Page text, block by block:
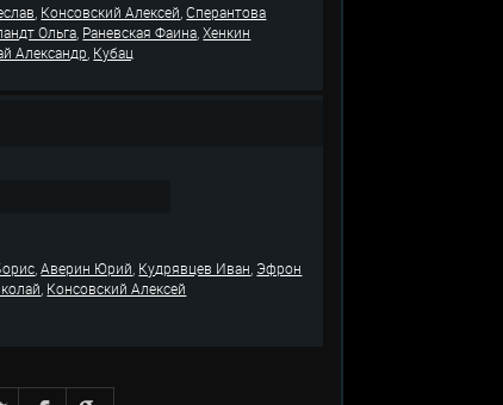
, Консовский Алексей,Сперантова
Ольга, Раневская Фаина,Хенкин
Александр, Кубац
,Аверин Юрий, Кудрявцев Иван, Эфрон
, Консовский Алексей